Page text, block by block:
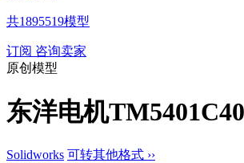
共1895519模型
订阅 咨询卖家
原创模型
东洋电机
Solidworks 可转其他格式 ››